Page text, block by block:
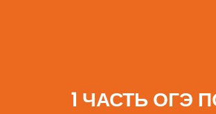
1 ЧАСТЬ ОГЭ